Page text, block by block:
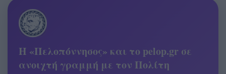
Η «Πελοπόννησος» και το pelop.gr σε
ανοιχτή γραμμή με τον Πολίτη